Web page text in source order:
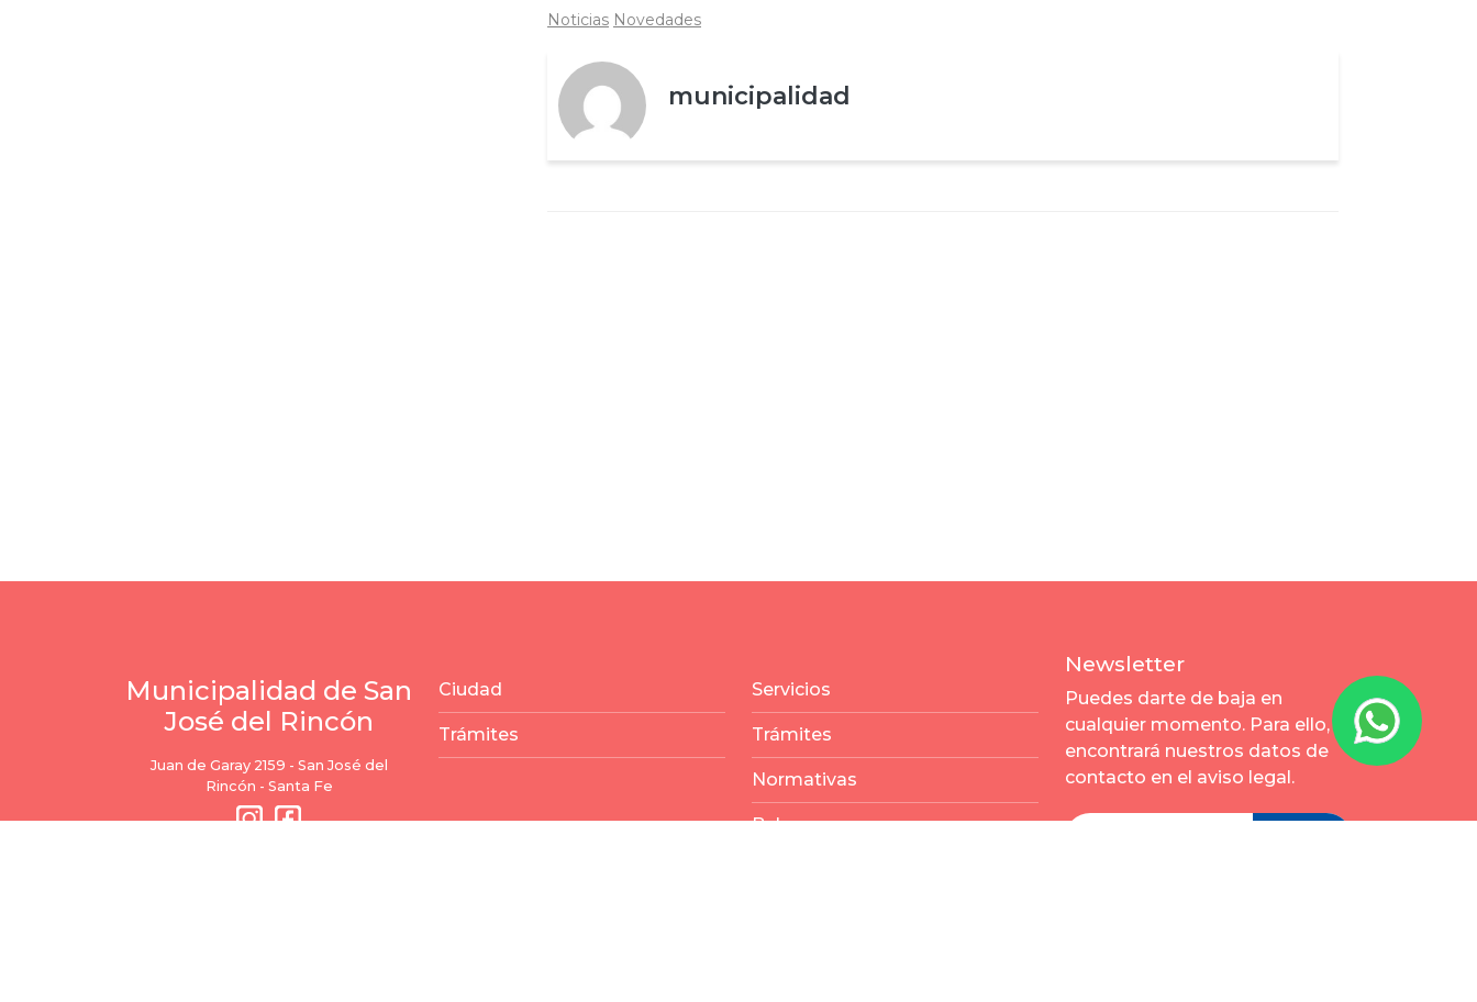
Noticias Novedades
municipalidad
Municipalidad de San
José del Rincón
Juan de Garay 2159 - San José del
Rincón - Santa Fe
Ciudad
Trámites
Servicios
Trámites
Normativas
Balances
Newsletter
Puedes darte de baja en
cualquier momento. Para ello,
encontrará nuestros datos de
contacto en el aviso legal.